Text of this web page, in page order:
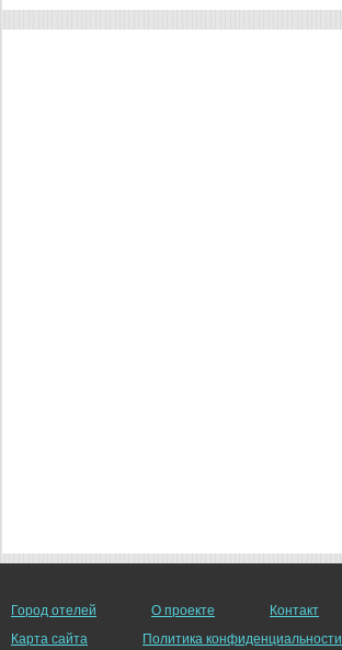
Город отелей О проекте
Контакт
Карта сайта
Политика конфиденциальности